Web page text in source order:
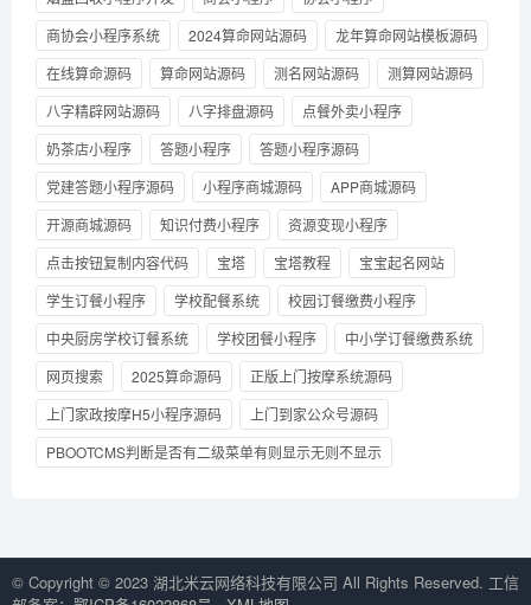
商协会小程序系统
2024算命网站源码
龙年算命网站模板源码
在线算命源码
算命网站源码 测名网站源码
测算网站源码
八字精辟网站源码
八字排盘源码
点餐外卖小程序
奶茶店小程序
答题小程序
答题小程序源码
党建答题小程序源码
小程序商城源码
APP商城源码
开源商城源码
知识付费小程序
资源变现小程序
点击按钮复制内容代码
宝塔 宝塔教程
宝宝起名网站
学生订餐小程序
学校配餐系统
校园订餐缴费小程序
中央厨房学校订餐系统
学校团餐小程序
中小学订餐缴费系统
网页搜索
2025算命源码
正版上门按摩系统源码
上门家政按摩H5小程序源码
上门到家公众号源码
PBOOTCMS判断是否有二级菜单有则显示无则不显示
© Copyright © 2023 湖北米云网络科技有限公司 All Rights Reserved. 工信